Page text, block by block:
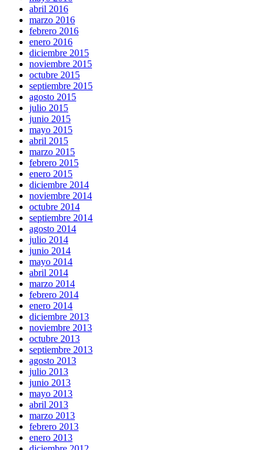
abril 2016
marzo 2016
febrero 2016
enero 2016
diciembre 2015
noviembre 2015
octubre 2015
septiembre 2015
agosto 2015
julio 2015
junio 2015
mayo 2015
abril 2015
marzo 2015
febrero 2015
enero 2015
diciembre 2014
noviembre 2014
octubre 2014
septiembre 2014
agosto 2014
julio 2014
junio 2014
mayo 2014
abril 2014
marzo 2014
febrero 2014
enero 2014
diciembre 2013
noviembre 2013
octubre 2013
septiembre 2013
agosto 2013
julio 2013
junio 2013
mayo 2013
abril 2013
marzo 2013
febrero 2013
enero 2013